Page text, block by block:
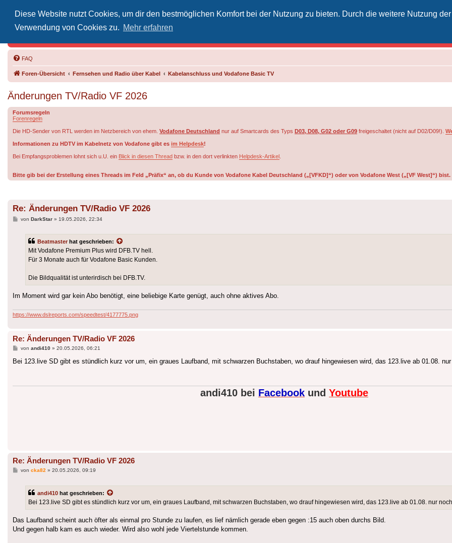
Diese Website nutzt Cookies, um dir den bestmöglichen Komfort bei der Nutzung zu bieten. Durch die weitere Nutzung
Verwendung von Cookies zu. Mehr erfahren
FAQ
Foren-Übersicht Fernsehen und Radio über Kabel Kabelanschluss und Vodafone Basic TV
Änderungen TV/Radio VF 2026
Forumsregeln
Forenregeln
Die HD-Sender von RTL werden im Netzbereich von ehem. Vodafone Deutschland nur auf Smartcards des Typs D03, D08, G02 oder G09 freigeschaltet (nicht auf D02/D09!).
Informationen zu HDTV im Kabelnetz von Vodafone gibt es im Helpdesk!
Bei Empfangsproblemen lohnt sich u.U. ein Blick in diesen Thread bzw. in den dort verlinkten Helpdesk-Artikel
Bitte gib bei der Erstellung eines Threads im Feld „Präfix“ an, ob du Kunde von Vodafone Kabel Deutschland („[VFKD]“) oder von Vodafone West („[VF West]“) bist.
Re: Änderungen TV/Radio VF 2026
Beitrag
von DarkStar» 19.05.2026, 22:34
Beatmaster hat geschrieben:
Mit Vodafone Premium Plus wird DFB.TV hell.
Für 3 Monate auch für Vodafone Basic Kunden.
Die Bildqualität ist unterirdisch bei DFB.TV.
Im Moment wird gar kein Abo benötigt, eine beliebige Karte genügt, auch ohne aktives Abo.
https://www.dslreports.com/speedtest/4177775.png
Re: Änderungen TV/Radio VF 2026
Beitrag
von andi410» 20.05.2026, 06:21
Bei 123.live SD gibt es stündlich kurz vor um, ein graues Laufband, mit schwarzen Buchstaben, wo drauf hingewiesen wird, das 123.live ab 01.08.
andi410 bei Facebook und Youtube
Re: Änderungen TV/Radio VF 2026
Beitrag
von cka82» 20.05.2026, 09:19
andi410 hat geschrieben:
Bei 123.live SD gibt es stündlich kurz vor um, ein graues Laufband, mit schwarzen Buchstaben, wo drauf hingewiesen wird, das 123.live ab 01.08. nur
Das Laufband scheint auch öfter als einmal pro Stunde zu laufen, es lief nämlich gerade eben gegen :15 auch oben durchs Bild.
Und gegen halb kam es auch wieder. Wird also wohl jede Viertelstunde kommen.